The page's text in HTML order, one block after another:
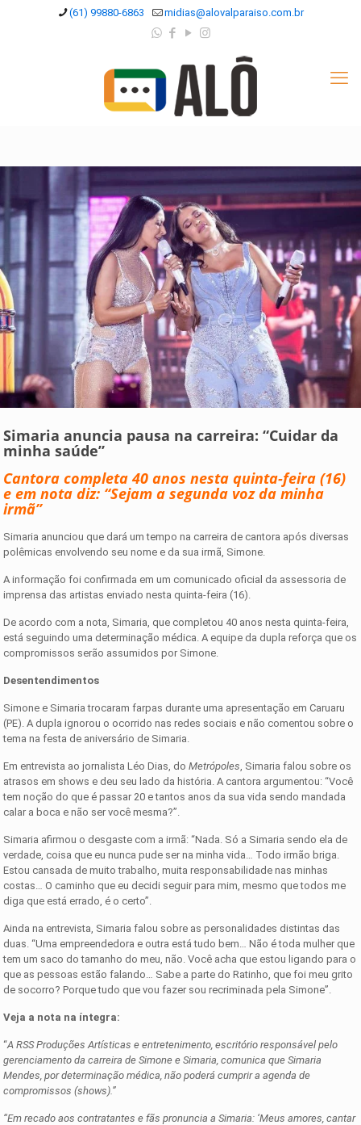
(61) 99880-6863 midias@alovalparaiso.com.br
Simaria anuncia pausa na carreira: “Cuidar da
minha saúde”
Cantora completa 40 anos nesta quinta-feira (16)
e em nota diz: “Sejam a segunda voz da minha
irmã”
Simaria anunciou que dará um tempo na carreira de cantora após diversas
polêmicas envolvendo seu nome e da sua irmã, Simone.
A informação foi confirmada em um comunicado oficial da assessoria de
imprensa das artistas enviado nesta quinta-feira (16).
De acordo com a nota, Simaria, que completou 40 anos nesta quinta-feira,
está seguindo uma determinação médica. A equipe da dupla reforça que os
compromissos serão assumidos por Simone.
Desentendimentos
Simone e Simaria trocaram farpas durante uma apresentação em Caruaru
(PE). A dupla ignorou o ocorrido nas redes sociais e não comentou sobre o
tema na festa de aniversário de Simaria.
Em entrevista ao jornalista Léo Dias, doMetrópoles , Simaria falou sobre os
atrasos em shows e deu seu lado da história. A cantora argumentou: “Você
tem noção do que é passar 20 e tantos anos da sua vida sendo mandada
calar a boca e não ser você mesma?”.
Simaria afirmou o desgaste com a irmã: “Nada. Só a Simaria sendo ela de
verdade, coisa que eu nunca pude ser na minha vida… Todo irmão briga.
Estou cansada de muito trabalho, muita responsabilidade nas minhas
costas… O caminho que eu decidi seguir para mim, mesmo que todos me
diga que está errado, é o certo”.
Ainda na entrevista, Simaria falou sobre as personalidades distintas das
duas. “Uma empreendedora e outra está tudo bem… Não é toda mulher que
tem um saco do tamanho do meu, não. Você acha que estou ligando para o
que as pessoas estão falando… Sabe a parte do Ratinho, que foi meu grito
de socorro? Porque tudo que vou fazer sou recriminada pela Simone”.
Veja a nota na íntegra:
“A RSS Produções Artísticas e entretenimento, escritório responsável pelo
gerenciamento da carreira de Simone e Simaria, comunica que Simaria
Mendes, por determinação médica, não poderá cumprir a agenda de
compromissos (shows).”
“Em recado aos contratantes e fãs pronuncia a Simaria: ‘Meus amores, cantar